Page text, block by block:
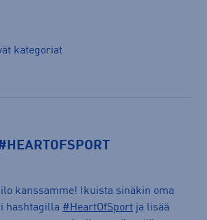
kategoriat
kanssamme! Ikuista sinäkin oma
hashtagilla #HeartOfSport ja lisää